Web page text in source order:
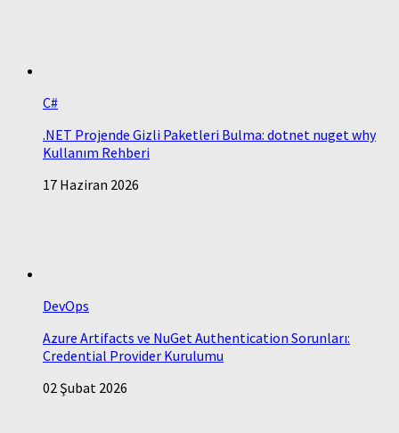
C#
.NET Projende Gizli Paketleri Bulma: dotnet nuget why
Kullanım Rehberi
17 Haziran 2026
DevOps
Azure Artifacts ve NuGet Authentication Sorunları:
Credential Provider Kurulumu
02 Şubat 2026